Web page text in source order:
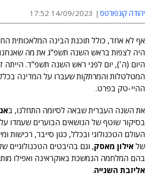
יהודה קונפורטס 14/09/2023 17:52
אף לא אחד, כולל תוכנת הבינה המלאכותית
היה לצפות בראש השנה תשפ"ג את מה
היום (ה'), יום לפני ראש השנה תשפ"ד. הייתה
המטלטלות והמרתקות שעברו על המדינה
ההיי-טק בפרט.
את השנה העברית שבאה לסיומה התחלנו, ב
בסיקור שוטף של הנושאים הבוערים שעמדו
העולם הטכנולוגי ובכלל, כגון סייבר, רכישות
שלאילון מאסק, וגם בהיבטים הטכנולוגיים
בהם המלחמה הנמשכת באוקראינה ואפילו
אליזבת השנייה.